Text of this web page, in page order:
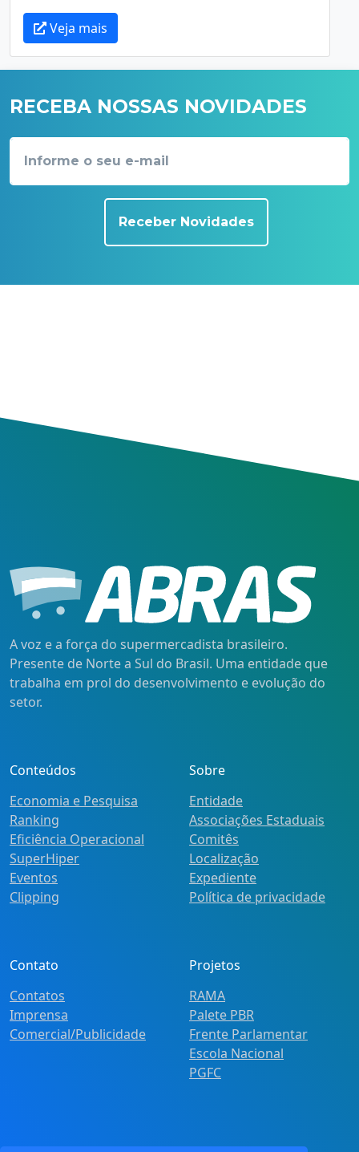
Veja mais
RECEBA NOSSAS NOVIDADES
Receber Novidades
A voz e a força do supermercadista brasileiro.
Presente de Norte a Sul do Brasil. Uma entidade que
trabalha em prol do desenvolvimento e evolução do
setor.
Conteúdos
Economia e Pesquisa
Ranking
Eficiência Operacional
SuperHiper
Eventos
Clipping
Sobre
Entidade
Associações Estaduais
Comitês
Localização
Expediente
Política de privacidade
Contato
Contatos
Imprensa
Comercial/Publicidade
Projetos
RAMA
Palete PBR
Frente Parlamentar
Escola Nacional
PGFC